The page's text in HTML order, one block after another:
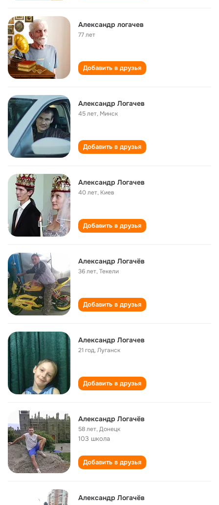
Александр логачев
77 лет
Добавить в друзья
Александр Логачев
45 лет, Минск
Добавить в друзья
Александр Логачев
40 лет, Киев
Добавить в друзья
Александр Логачёв
36 лет,Текели
Добавить в друзья
Александр Логачев
21 год,Луганск
Добавить в друзья
Александр Логачёв
58 лет,Донецк
103 школа
Добавить в друзья
Александр Логачёв